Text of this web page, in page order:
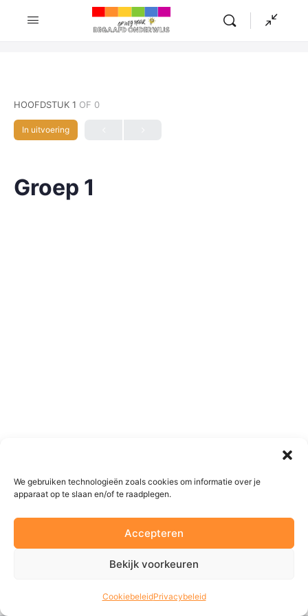
We gebruiken technologieën zoals cookies om informatie over je
apparaat op te slaan en/of te raadplegen.
Accepteren
Bekijk voorkeuren
CookiebeleidPrivacybeleid
HOOFDSTUK 1 OF 0
In uitvoering
Groep 1